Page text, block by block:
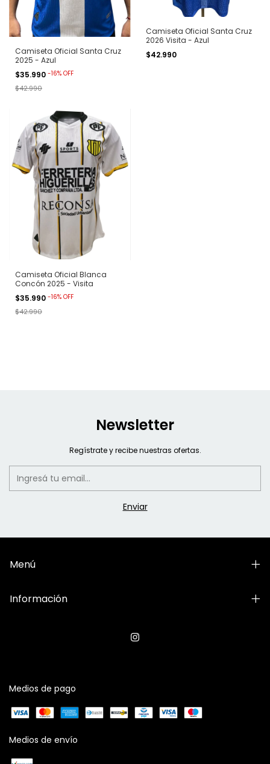
Camiseta Oficial Santa Cruz
2025 - Azul
$35.990 -16% OFF
$42.990
Camiseta Oficial Santa Cruz
2026 Visita - Azul
$42.990
Camiseta Oficial Blanca
Concón 2025 - Visita
$35.990 -16% OFF
$42.990
Newsletter
Regístrate y recibe nuestras ofertas.
Menú
Información
Medios de pago
Medios de envío